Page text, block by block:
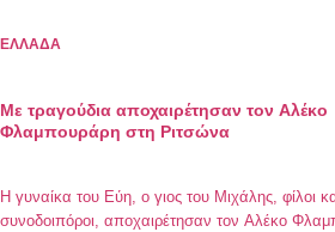
ΕΛΛΑΔΑ
Με τραγούδια αποχαιρέτησαν τον Αλέκο
Φλαμπουράρη στη Ριτσώνα
Η γυναίκα του Εύη, ο γιος του Μιχάλης, φίλοι
συνοδοιπόροι, αποχαιρέτησαν τον Αλέκο